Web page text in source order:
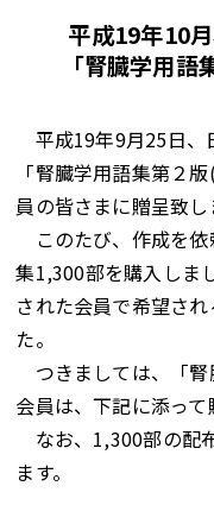
平成19年10
「腎臓学用
平成19年9月25日、
「腎臓学用語集第２
員の皆さまに贈呈致し
このたび、作成を
集1,300部を購入しま
された会員で希望さ
た。
つきましては、「腎
会員は、下記に添って
なお、1,300部の配
ます。